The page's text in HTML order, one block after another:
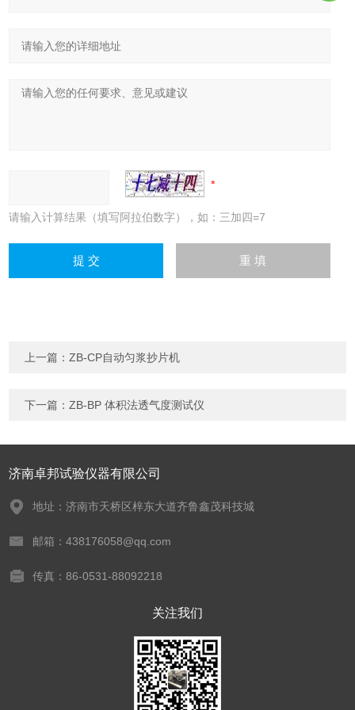
请输入计算结果（填写阿拉伯数字），如：三加四=7
上一篇：ZB-CP自动匀浆抄片机
下一篇：ZB-BP 体积法透气度测试仪
济南卓邦试验仪器有限公司
地址：济南市天桥区梓东大道齐鲁鑫茂科技城
邮箱：438176058@qq.com
传真：86-0531-88092218
关注我们